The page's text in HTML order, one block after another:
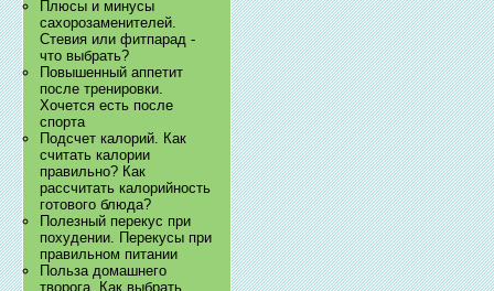
Плюсы и минусы
сахорозаменителей.
Стевия или фитпарад -
что выбрать?
Повышенный аппетит
после тренировки.
Хочется есть после
спорта
Подсчет калорий. Как
считать калории
правильно? Как
рассчитать калорийность
готового блюда?
Полезный перекус при
похудении. Перекусы при
правильном питании
Польза домашнего
творога. Как выбрать